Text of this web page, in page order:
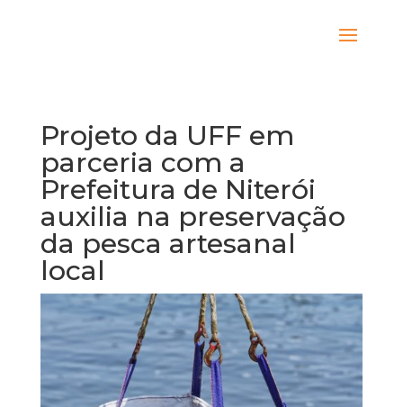
Projeto da UFF em
parceria com a
Prefeitura de Niterói
auxilia na preservação
da pesca artesanal
local